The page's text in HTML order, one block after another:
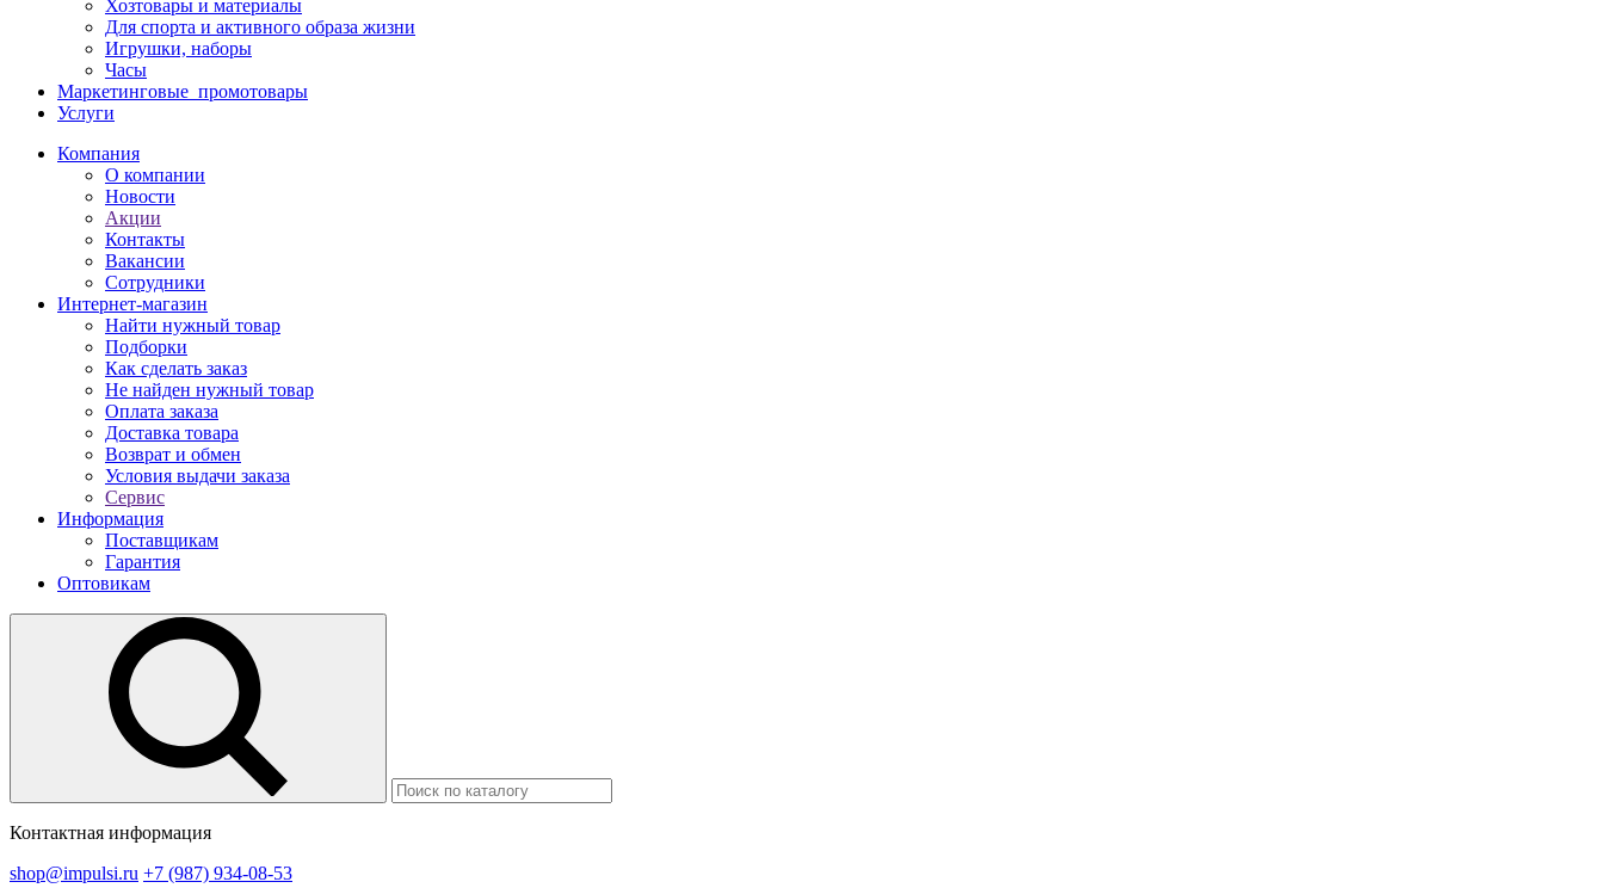
Хозтовары и материалы
Для спорта и активного образа жизни
Игрушки, наборы
Часы
Маркетинговые_промотовары
Услуги
Компания
О компании
Новости
Акции
Контакты
Вакансии
Сотрудники
Интернет-магазин
Найти нужный товар
Подборки
Как сделать заказ
Не найден нужный товар
Оплата заказа
Доставка товара
Возврат и обмен
Условия выдачи заказа
Сервис
Информация
Поставщикам
Гарантия
Оптовикам
Контактная информация
shop@impulsi.ru +7 (987) 934-08-53